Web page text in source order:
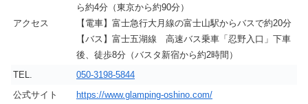
アクセス
ら約4分（東京から約90分）
【電車】富士急行大月線の富士山駅からバスで約20分
【バス】富士五湖線 高速バス乗車「忍野入口」下車
後、徒歩8分（バスタ新宿から約2時間）
TEL.
050-3198-5844
公式サイト
https://www.glamping-oshino.com/